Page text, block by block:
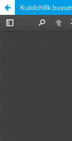
Kulolchilik